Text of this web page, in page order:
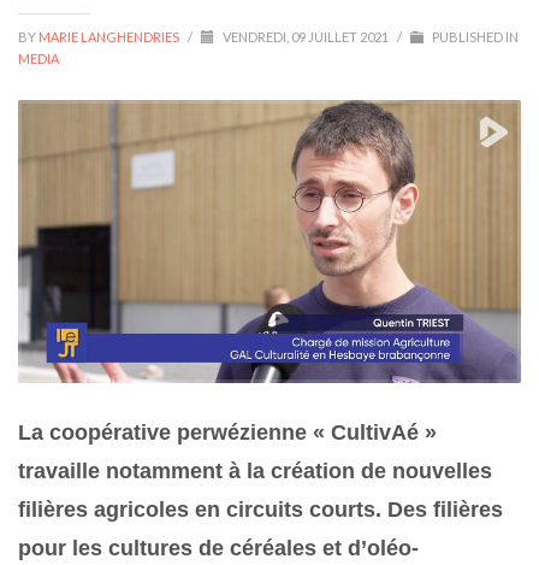
BY MARIE LANGHENDRIES / VENDREDI, 09 JUILLET 2021 /
PUBLISHED IN
MEDIA
La coopérative perwézienne « CultivAé »
travaille notamment à la création de nouvelles
filières agricoles en circuits courts. Des filières
pour les cultures de céréales et d’oléo-